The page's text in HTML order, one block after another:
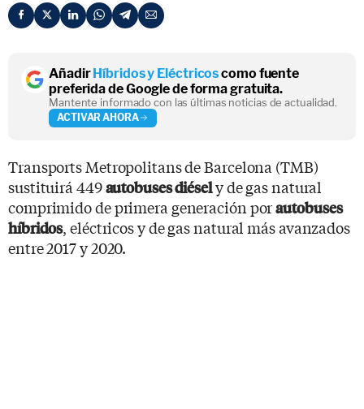
AñadirHíbridos y Eléctricoscomo fuente
preferida de Google de forma gratuita.
Mantente informado con las últimas noticias de actualidad.
ACTIVAR AHORA
Transports Metropolitans de Barcelona (TMB)
sustituirá 449autobuses diésely de gas natural
comprimido de primera generación porautobuses
híbridos, eléctricos y de gas natural más avanzados
entre 2017 y 2020.